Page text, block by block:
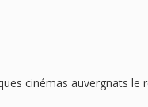
cinémas auvergnats